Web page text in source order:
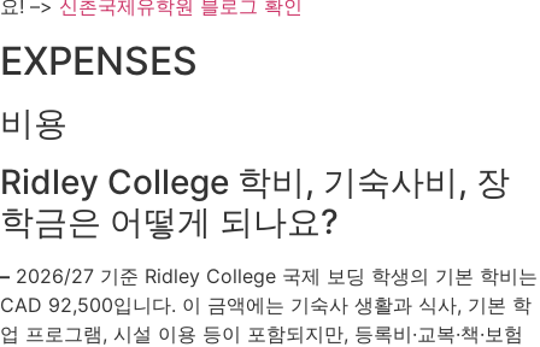
요! –> 신촌국제유학원 블로그 확인
EXPENSES
비용
Ridley College 학비, 기숙사비, 장
학금은 어떻게 되나요?
– 2026/27 기준 Ridley College 국제 보딩 학생의 기본 학비는
CAD 92,500입니다. 이 금액에는 기숙사 생활과 식사, 기본 학
업 프로그램, 시설 이용 등이 포함되지만, 등록비·교복·책·보험